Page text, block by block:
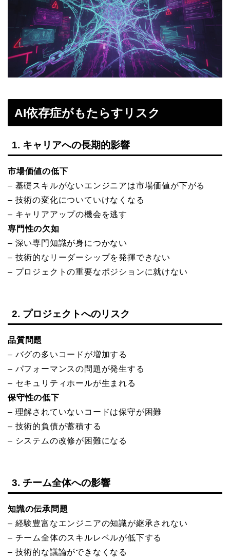
AI依存症がもたらすリスク
1. キャリアへの長期的影響
市場価値の低下
– 基礎スキルがないエンジニアは市場価値が下がる
– 技術の変化についていけなくなる
– キャリアアップの機会を逃す
専門性の欠如
– 深い専門知識が身につかない
– 技術的なリーダーシップを発揮できない
– プロジェクトの重要なポジションに就けない
2. プロジェクトへのリスク
品質問題
– バグの多いコードが増加する
– パフォーマンスの問題が発生する
– セキュリティホールが生まれる
保守性の低下
– 理解されていないコードは保守が困難
– 技術的負債が蓄積する
– システムの改修が困難になる
3. チーム全体への影響
知識の伝承問題
– 経験豊富なエンジニアの知識が継承されない
– チーム全体のスキルレベルが低下する
– 技術的な議論ができなくなる